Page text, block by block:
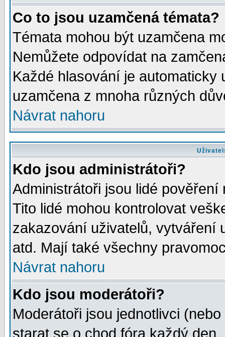
Co to jsou uzamčená témata?
Témata mohou být uzamčena
Nemůžete odpovídat na
Každé hlasování je automaticky
uzamčena z mnoha různých
Návrat nahoru
Kdo jsou administrátoři?
Administrátoři jsou lidé
Tito lidé mohou kontrolovat
zakazování uživatelů, vytváření
atd. Mají také všechny
Návrat nahoru
Kdo jsou moderátoři?
Moderátoři jsou jednotlivci
starat se o chod fóra každý